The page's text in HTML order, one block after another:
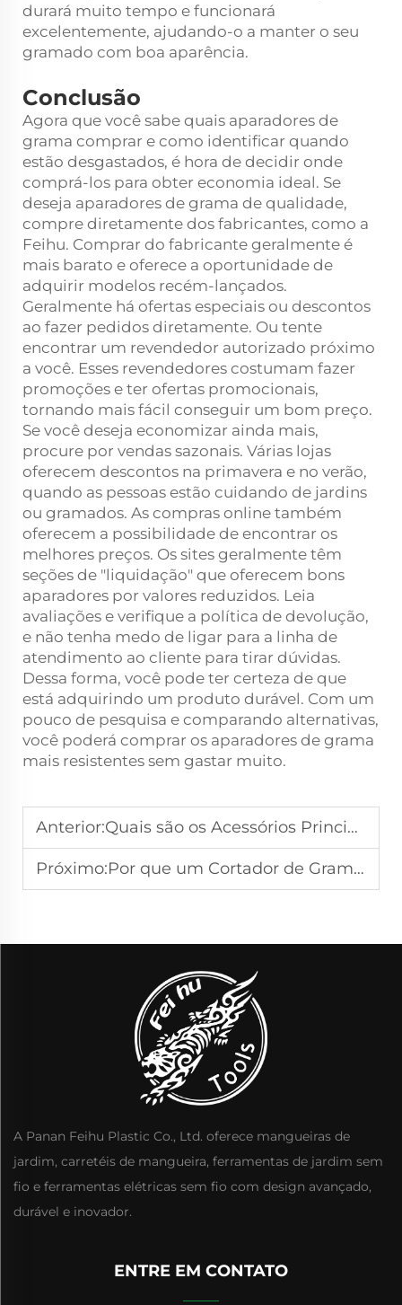
durará muito tempo e funcionará
excelentemente, ajudando-o a manter o seu
gramado com boa aparência.
Conclusão
Agora que você sabe quais aparadores de
grama comprar e como identificar quando
estão desgastados, é hora de decidir onde
comprá-los para obter economia ideal. Se
deseja aparadores de grama de qualidade,
compre diretamente dos fabricantes, como a
Feihu. Comprar do fabricante geralmente é
mais barato e oferece a oportunidade de
adquirir modelos recém-lançados.
Geralmente há ofertas especiais ou descontos
ao fazer pedidos diretamente. Ou tente
encontrar um revendedor autorizado próximo
a você. Esses revendedores costumam fazer
promoções e ter ofertas promocionais,
tornando mais fácil conseguir um bom preço.
Se você deseja economizar ainda mais,
procure por vendas sazonais. Várias lojas
oferecem descontos na primavera e no verão,
quando as pessoas estão cuidando de jardins
ou gramados. As compras online também
oferecem a possibilidade de encontrar os
melhores preços. Os sites geralmente têm
seções de "liquidação" que oferecem bons
aparadores por valores reduzidos. Leia
avaliações e verifique a política de devolução,
e não tenha medo de ligar para a linha de
atendimento ao cliente para tirar dúvidas.
Dessa forma, você pode ter certeza de que
está adquirindo um produto durável. Com um
pouco de pesquisa e comparando alternativas,
você poderá comprar os aparadores de grama
mais resistentes sem gastar muito.
Anterior:Quais são os Acessórios Principais para um Cortador de Grama Sem Fio Multiuso
Próximo:Por que um Cortador de Grama Elétrico é Mais Fácil de Manter do que um Modelo a Gasolina
A Panan Feihu Plastic Co., Ltd. oferece mangueiras de
jardim, carretéis de mangueira, ferramentas de jardim sem
fio e ferramentas elétricas sem fio com design avançado,
durável e inovador.
ENTRE EM CONTATO